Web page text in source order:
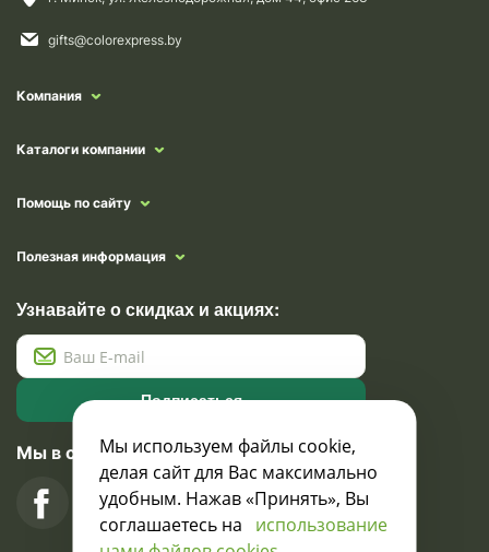
gifts@colorexpress.by
Компания
Каталоги компании
Помощь по сайту
Полезная информация
Узнавайте о скидках и акциях:
Подписаться
Мы в социальных сетях
Мы используем файлы cookie,
делая сайт для Вас максимально
удобным. Нажав «Принять», Вы
соглашаетесь на использование